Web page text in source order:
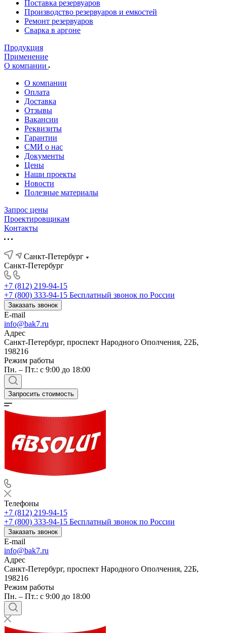
Поставка резервуаров
Производство резервуаров и емкостей
Ремонт резервуаров
Сварка в аргоне
Продукция
Применение
О компании
О компании
Оплата
Доставка
Отзывы
Вакансии
Реквизиты
Гарантии
СМИ о нас
Документы
Цены
Наши проекты
Новости
Полезные материалы
Запрос цены
Проектировщикам
Контакты
Санкт-Петербург
Санкт-Петербург
+7 (812) 219-94-15
+7 (800) 333-94-15 Бесплатный звонок по России
Заказать звонок
E-mail
info@bak7.ru
Адрес
Санкт-Петербург, проспект Народного Ополчения, 22Б,
198216
Режим работы
Пн. – Пт.: с 9:00 до 18:00
Запросить стоимость
Телефоны
+7 (812) 219-94-15
+7 (800) 333-94-15 Бесплатный звонок по России
Заказать звонок
E-mail
info@bak7.ru
Адрес
Санкт-Петербург, проспект Народного Ополчения, 22Б,
198216
Режим работы
Пн. – Пт.: с 9:00 до 18:00